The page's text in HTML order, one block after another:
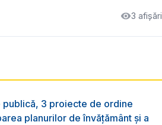
3 afișări
publică, 3 proiecte de ordine
planurilor de învățământ și a